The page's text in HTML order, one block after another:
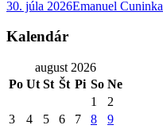
30. júla 2026Emanuel Cuninka
Kalendár
august 2026
Po Ut St Št Pi So Ne
1
2
3
4 5 6 7 8
9